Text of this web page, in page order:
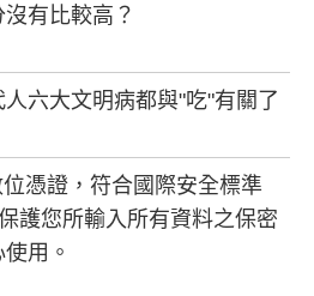
有比較高？
六大文明病都與"吃"有關了
憑證，符合國際安全標準
護您所輸入所有資料之保密
用。